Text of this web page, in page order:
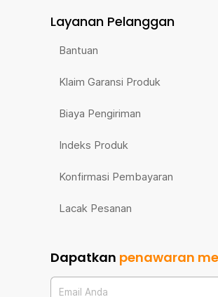
Layanan Pelanggan
Bantuan
Klaim Garansi Produk
Biaya Pengiriman
Indeks Produk
Konfirmasi Pembayaran
Lacak Pesanan
Dapatkan penawaran
Email Anda